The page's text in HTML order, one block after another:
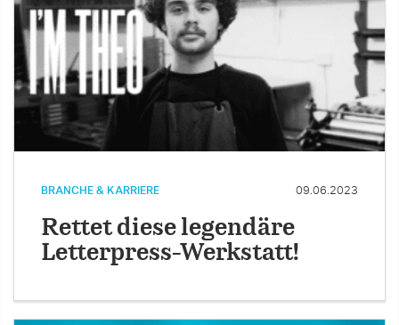
BRANCHE & KARRIERE 09.06.2023
Rettet diese legendäre
Letterpress-Werkstatt!